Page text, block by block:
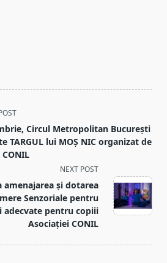
Circul Metropolitan București
TARGUL lui MOȘ NIC organizat de
NEXT POST
amenajarea și dotarea
Senzoriale pentru
adecvate pentru copiii
Asociației CONIL